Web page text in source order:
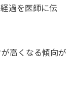
過を医師に伝
高くなる傾向が